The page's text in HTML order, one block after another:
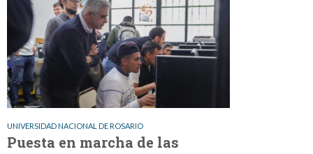
UNIVERSIDAD NACIONAL DE ROSARIO
Puesta en marcha de las